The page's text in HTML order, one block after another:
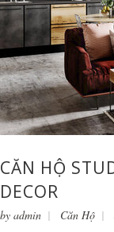
CĂN HỘ
DECOR
by admin Căn Hộ